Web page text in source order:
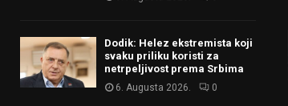
Dodik: Helez ekstremista koji
svaku priliku koristi za
netrpeljivost prema Srbima
6. Augusta 2026. 0